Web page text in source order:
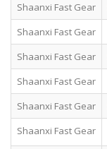
Shaanxi Fast Gear
Shaanxi Fast Gear
Shaanxi Fast Gear
Shaanxi Fast Gear
Shaanxi Fast Gear
Shaanxi Fast Gear